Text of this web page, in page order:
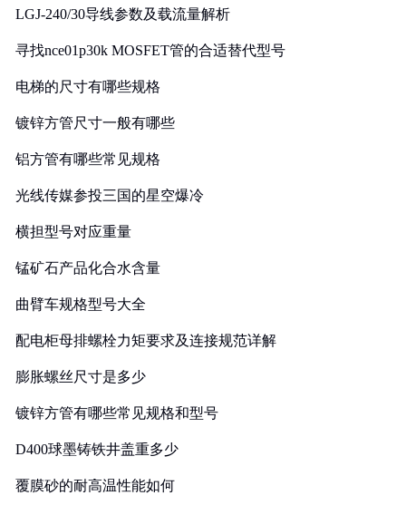
LGJ-240/30导线参数及载流量解析
寻找nce01p30k MOSFET管的合适替代型号
电梯的尺寸有哪些规格
镀锌方管尺寸一般有哪些
铝方管有哪些常见规格
光线传媒参投三国的星空爆冷
横担型号对应重量
锰矿石产品化合水含量
曲臂车规格型号大全
配电柜母排螺栓力矩要求及连接规范详解
膨胀螺丝尺寸是多少
镀锌方管有哪些常见规格和型号
D400球墨铸铁井盖重多少
覆膜砂的耐高温性能如何